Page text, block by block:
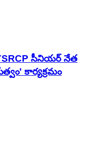
సీనియర్ నేత
కార్యక్రమం